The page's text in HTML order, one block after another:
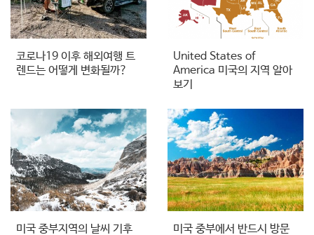
코로나19 이후 해외여행 트
렌드는 어떻게 변화될까?
United States of
America 미국의 지역 알아
보기
미국 중부지역의 날씨 기후
미국 중부에서 반드시 방문